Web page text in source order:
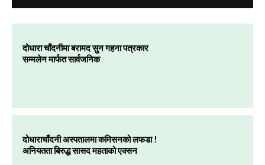
दोधारा चाँदनीमा बरामद सुन गहना पत्रकार
सम्मलेन मार्फत सार्वजनिक
दोधाराचाँदनी अस्पतालमा कमिसनको लफडा !
अनियतता बिरुद्ध सासद महताको एक्सन